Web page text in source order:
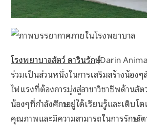
โรงพยาบาลสัตว์ ดารินรักษ์(Darin
ร่วมเป็นส่วนหนึ่งในการเสริมสร้างน้อง
ไฟแรงที่ต้องการมุ่งสู่สาขาวิชาชีพด้านสั
น้องๆที่กำลังศึกษาอยู่ได้เรียนรู้และเติบ
คุณภาพและมีความสามารถในการรักษาสั